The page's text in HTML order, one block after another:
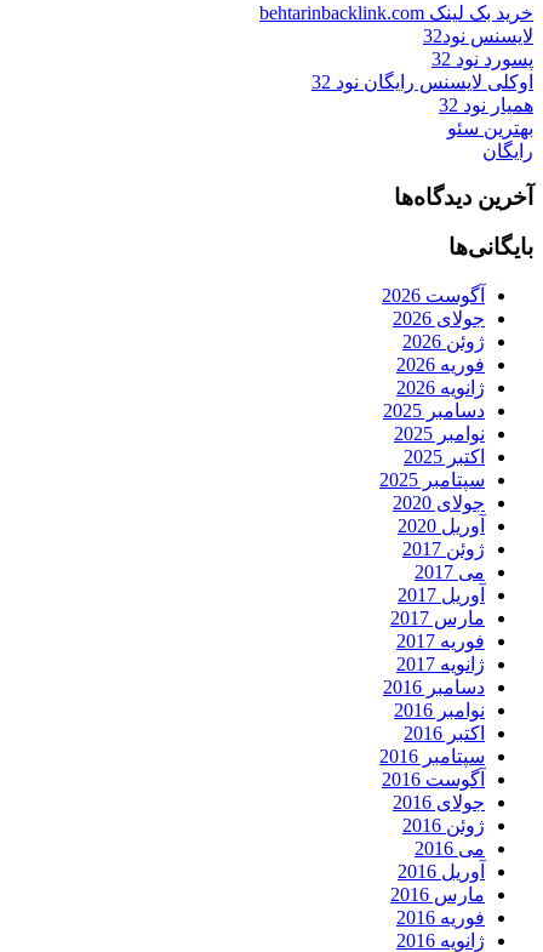
خرید بک لینک behtarinbacklink.com
لایسنس نود32
پسورد نود 32
اوکلی لایسنس رایگان نود 32
همیار نود 32
بهترین سئو
رایگان
آخرین دیدگاه‌ها
بایگانی‌ها
آگوست 2026
جولای 2026
ژوئن 2026
فوریه 2026
ژانویه 2026
دسامبر 2025
نوامبر 2025
اکتبر 2025
سپتامبر 2025
جولای 2020
آوریل 2020
ژوئن 2017
می 2017
آوریل 2017
مارس 2017
فوریه 2017
ژانویه 2017
دسامبر 2016
نوامبر 2016
اکتبر 2016
سپتامبر 2016
آگوست 2016
جولای 2016
ژوئن 2016
می 2016
آوریل 2016
مارس 2016
فوریه 2016
ژانویه 2016